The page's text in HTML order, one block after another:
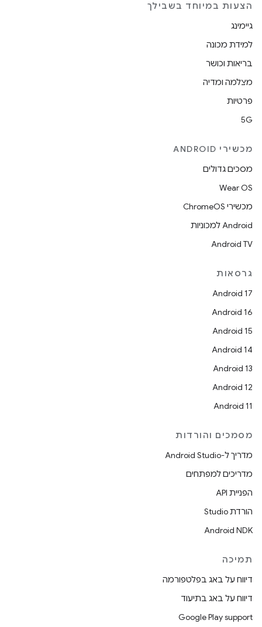
הצעות במיוחד בשבילך
גיימינג
למידת מכונה
בריאות וכושר
מצלמה ומדיה
פרטיות
5G
מכשירי ANDROID
מסכים גדולים
Wear OS
מכשירי ChromeOS
Android למכוניות
Android TV
גרסאות
Android 17
Android 16
Android 15
Android 14
Android 13
Android 12
Android 11
מסמכים והורדות
מדריך ל-Android Studio
מדריכים למפתחים
הפניית API
הורדת Studio
Android NDK
תמיכה
דיווח על באג בפלטפורמה
דיווח על באג בתיעוד
Google Play support